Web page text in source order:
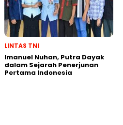
LINTAS TNI
Imanuel Nuhan, Putra Dayak
dalam Sejarah Penerjunan
Pertama Indonesia